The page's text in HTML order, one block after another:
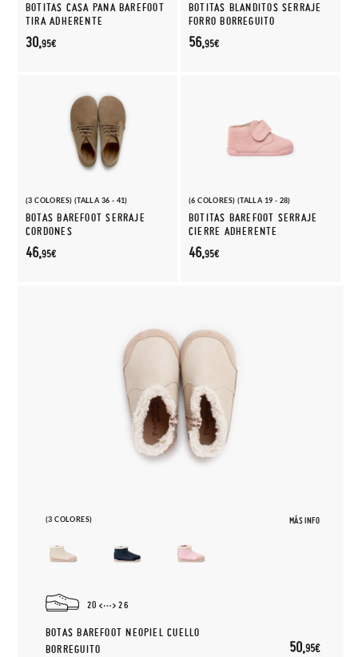
BOTITAS CASA PANA BAREFOOT
TIRA ADHERENTE
30,95€
BOTITAS BLANDITOS SERRAJE
FORRO BORREGUITO
56,95€
(3 COLORES) (TALLA 36 - 41)
BOTAS BAREFOOT SERRAJE
CORDONES
46,95€
(6 COLORES) (TALLA 19 - 28)
BOTITAS BAREFOOT SERRAJE
CIERRE ADHERENTE
46,95€
(3 COLORES) MÁS INFO
20 26
BOTAS BAREFOOT NEOPIEL CUELLO
BORREGUITO
50,95€